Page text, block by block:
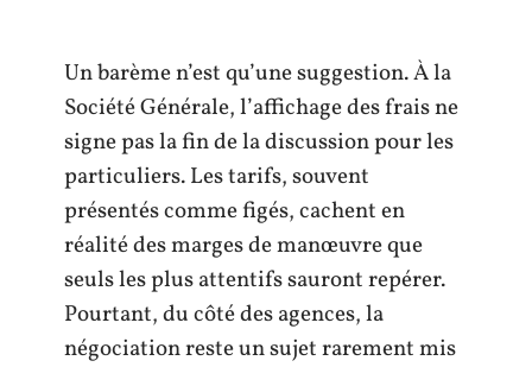
Un barème n’est qu’une suggestion. À la
Société Générale, l’affichage des frais ne
signe pas la fin de la discussion pour les
particuliers. Les tarifs, souvent
présentés comme figés, cachent en
réalité des marges de manœuvre que
seuls les plus attentifs sauront repérer.
Pourtant, du côté des agences, la
négociation reste un sujet rarement mis